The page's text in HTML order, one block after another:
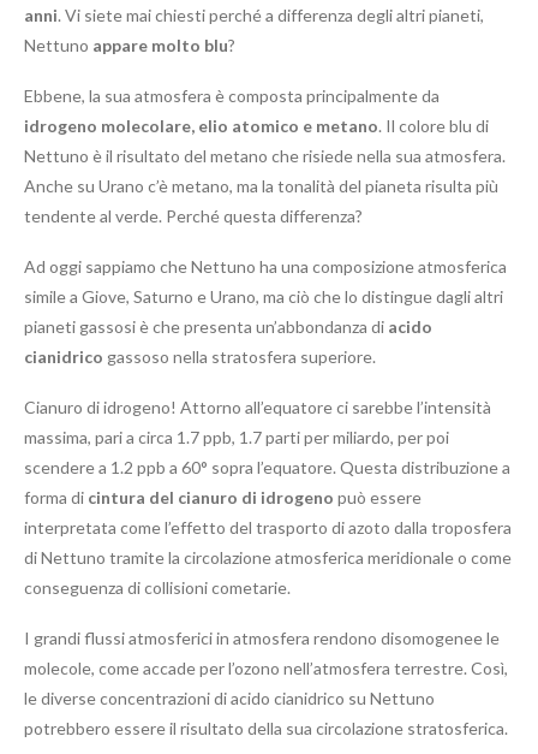
anni. Vi siete mai chiesti perché a differenza degli altri pianeti,
Nettuno appare molto blu?
Ebbene, la sua atmosfera è composta principalmente da
idrogeno molecolare, elio atomico e metano. Il colore blu di
Nettuno è il risultato del metano che risiede nella sua atmosfera.
Anche su Urano c’è metano, ma la tonalità del pianeta risulta più
tendente al verde. Perché questa differenza?
Ad oggi sappiamo che Nettuno ha una composizione atmosferica
simile a Giove, Saturno e Urano, ma ciò che lo distingue dagli altri
pianeti gassosi è che presenta un’abbondanza di acido
cianidrico gassoso nella stratosfera superiore.
Cianuro di idrogeno! Attorno all’equatore ci sarebbe l’intensità
massima, pari a circa 1.7 ppb, 1.7 parti per miliardo, per poi
scendere a 1.2 ppb a 60° sopra l’equatore. Questa distribuzione a
forma di cintura del cianuro di idrogeno può essere
interpretata come l’effetto del trasporto di azoto dalla troposfera
di Nettuno tramite la circolazione atmosferica meridionale o come
conseguenza di collisioni cometarie.
I grandi flussi atmosferici in atmosfera rendono disomogenee le
molecole, come accade per l’ozono nell’atmosfera terrestre. Così,
le diverse concentrazioni di acido cianidrico su Nettuno
potrebbero essere il risultato della sua circolazione stratosferica.